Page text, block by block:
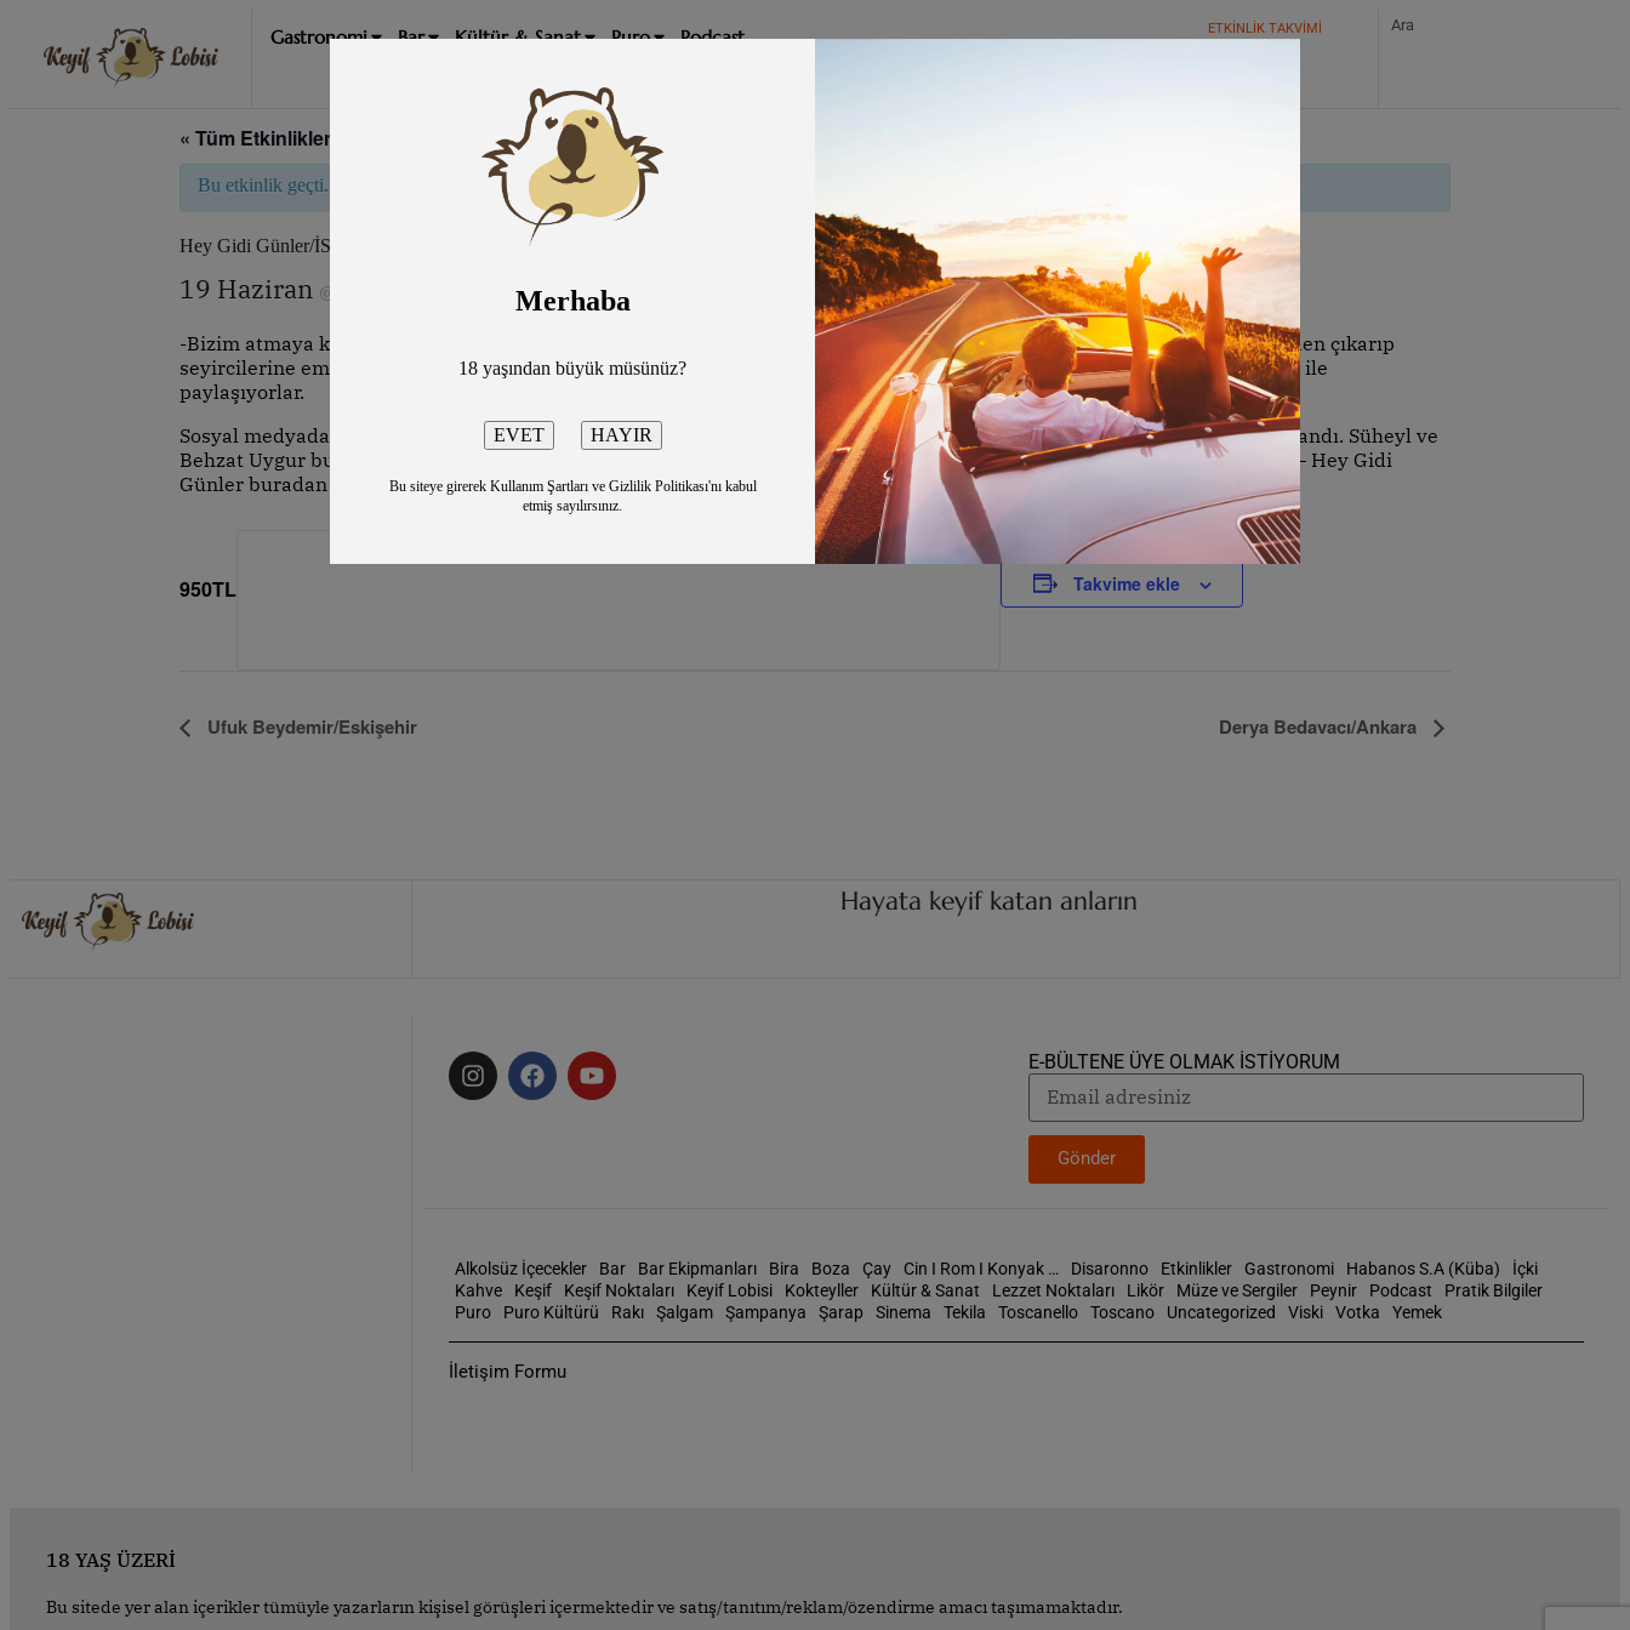
Gastronomi Bar Kültür & Sanat Puro Podcast ETKİNLİK TAKVİMİ
« Tüm Etkinlikler
Bu etkinlik geçti.
Hey Gidi Günler/İST
19 Haziran @ 10:30 pm -Sahne Dragos
-Bizim atmaya kıyamadığımız anılarımız var” sözü ile başladıkları gösterilerinde, yıllarca biriktirdikleri anıları albümlerden çıkarıp
seyircilerine emanet ediyorlar. Doğdukları günden bu zamana kadar başlarından geçen acı – tatlı bütün anıları seyircileri ile
paylaşıyorlar.
Sosyal medyada eski fotoğraflar, videolar ve bunları anlatan anılar #tbt etiketi altında diğer kullanıcılara sunulmaya başlandı. Süheyl ve
Behzat Uygur bu duruma kendilerine özgü bir şekilde yaklaşmışlar ve #HGG etiketini kullanmaya başlamışlar ve #HGG – Hey Gidi
Günler buradan ortaya çıkmış.
950TL Takvime ekle
Etkinlik
Ufuk Beydemir/Eskişehir Derya Bedavacı/Ankara
Hayata keyif katan anların
E-BÜLTENE ÜYE OLMAK İSTİYORUM
Gönder
Alkolsüz İçecekler Bar Bar Ekipmanları Bira Boza Çay Cin I Rom I Konyak … Disaronno Etkinlikler Gastronomi Habanos S.A (Küba)
İçki
Kahve
Keşif Keşif Noktaları Keyif Lobisi Kokteyller Kültür & Sanat Lezzet Noktaları Likör Müze ve Sergiler Peynir Podcast
Pratik Bilgiler
Puro
Puro Kültürü Rakı Şalgam Şampanya Şarap Sinema Tekila Toscanello Toscano Uncategorized Viski Votka Yemek
İletişim Formu
18 YAŞ ÜZERİ
Bu sitede yer alan içerikler tümüyle yazarların kişisel görüşleri içermektedir ve satış/tanıtım/reklam/özendirme amacı taşımamaktadır.
Merhaba
18 yaşından büyük müsünüz?
Bu siteye girerek Kullanım Şartları ve Gizlilik Politikası'nı kabul
etmiş sayılırsınız.